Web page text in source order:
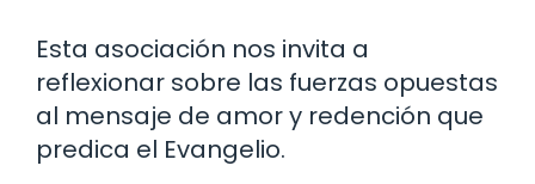
Esta asociación nos invita a
reflexionar sobre las fuerzas opuestas
al mensaje de amor y redención que
predica el Evangelio.